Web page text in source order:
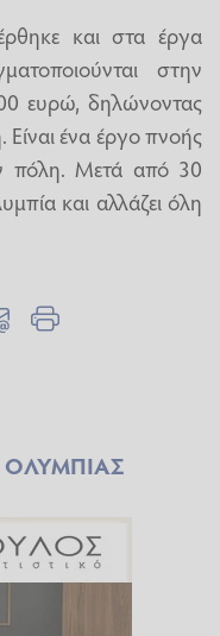
και στα έργα
στην
ευρώ, δηλώνοντας
ένα έργο πνοής
πόλη. Μετά από 30
και αλλάζει όλη